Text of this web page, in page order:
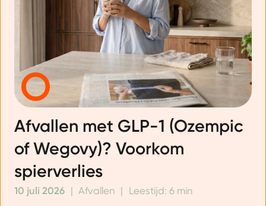
Afvallen met GLP-1 (Ozempic
of Wegovy)? Voorkom
spierverlies
10 juli 2026 Afvallen Leestijd: 6 min